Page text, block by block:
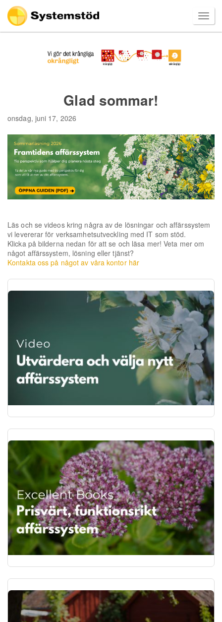
Glad sommar!
onsdag, juni 17, 2026
Läs och se videos kring några av de lösningar och affärssystem
vi levererar för verksamhetsutveckling med IT som stöd.
Klicka på bilderna nedan för att se och läsa mer! Veta mer om
något affärssystem, lösning eller tjänst?
Kontakta oss på något av våra kontor här